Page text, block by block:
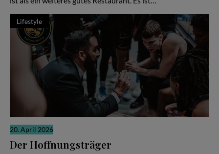
Lifestyle
20. April 2026
Der Hoffnungsträger